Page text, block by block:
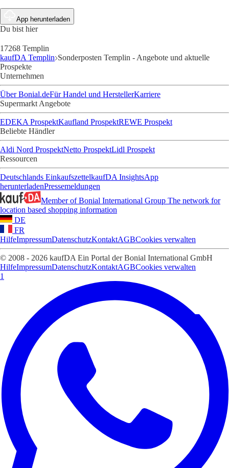
App herunterladen
Du bist hier
17268 Templin
kaufDA Templin Sonderposten Templin - Angebote und aktuelle
Prospekte
Unternehmen
Über Bonial.deFür Handel und HerstellerKarriere
Supermarkt Angebote
EDEKA ProspektKaufland ProspektREWE Prospekt
Beliebte Händler
Aldi Nord ProspektNetto ProspektLidl Prospekt
Ressourcen
Deutschlands EinkaufszettelkaufDA InsightsApp
herunterladenPressemeldungen
Member of Bonial International Group The network for
location based shopping information
DE
FR
HilfeImpressumDatenschutzKontaktAGBCookies verwalten
© 2008 - 2026 kaufDA Ein Portal der Bonial International GmbH
HilfeImpressumDatenschutzKontaktAGBCookies verwalten
1